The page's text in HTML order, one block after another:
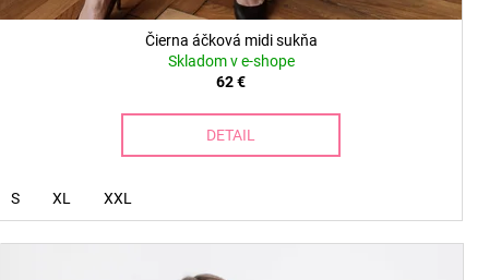
Čierna áčková midi sukňa
Skladom v e-shope
62 €
DETAIL
S XL XXL